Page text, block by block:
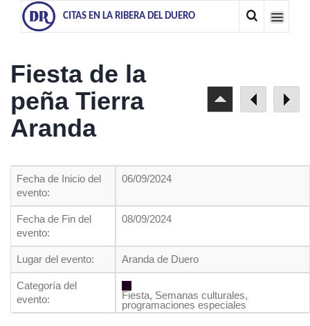
CITAS EN LA RIBERA DEL DUERO
Fiesta de la
peña Tierra
Aranda
Fecha de Inicio del
evento:
06/09/2024
Fecha de Fin del
evento:
08/09/2024
Lugar del evento: Aranda de Duero
Categoría del
evento:
Fiesta, Semanas culturales,
programaciones especiales